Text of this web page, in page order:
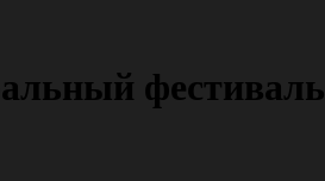
фестиваль